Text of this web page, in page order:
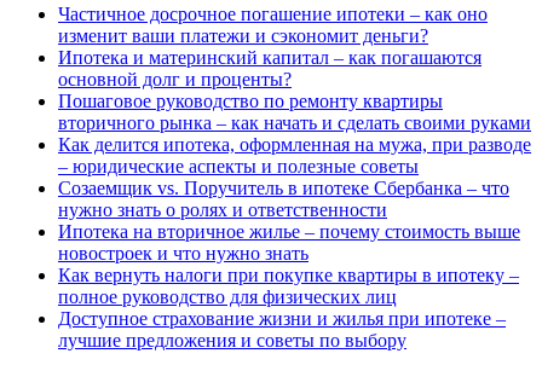
Частичное досрочное погашение ипотеки – как оно
изменит ваши платежи и сэкономит деньги?
Ипотека и материнский капитал – как погашаются
основной долг и проценты?
Пошаговое руководство по ремонту квартиры
вторичного рынка – как начать и сделать своими руками
Как делится ипотека, оформленная на мужа, при разводе
– юридические аспекты и полезные советы
Созаемщик vs. Поручитель в ипотеке Сбербанка – что
нужно знать о ролях и ответственности
Ипотека на вторичное жилье – почему стоимость выше
новостроек и что нужно знать
Как вернуть налоги при покупке квартиры в ипотеку –
полное руководство для физических лиц
Доступное страхование жизни и жилья при ипотеке –
лучшие предложения и советы по выбору